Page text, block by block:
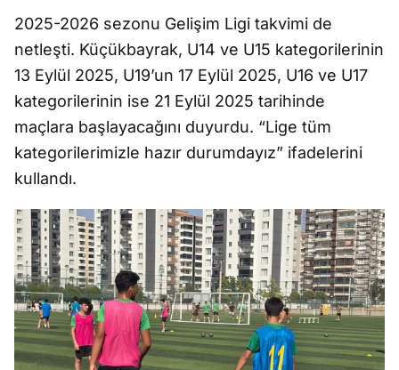
2025-2026 sezonu Gelişim Ligi takvimi de
netleşti. Küçükbayrak, U14 ve U15 kategorilerinin
13 Eylül 2025, U19’un 17 Eylül 2025, U16 ve U17
kategorilerinin ise 21 Eylül 2025 tarihinde
maçlara başlayacağını duyurdu. “Lige tüm
kategorilerimizle hazır durumdayız” ifadelerini
kullandı.